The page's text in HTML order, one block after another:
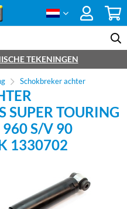
TEKENINGEN
Schokbreker achter
SUPER TOURING
S/V 90
1330702